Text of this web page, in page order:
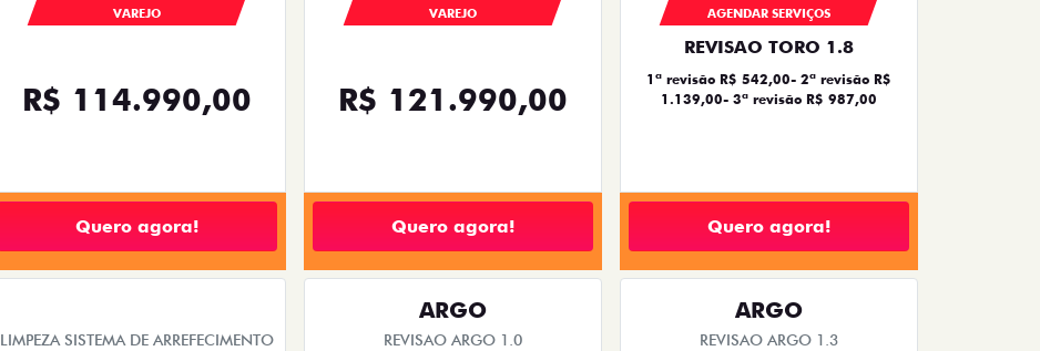
VAREJO
R$ 114.990,00
Quero agora!
VAREJO
R$ 121.990,00
Quero agora!
AGENDAR SERVIÇOS
REVISAO TORO 1.8
1ª revisão R$ 542,00- 2ª revisão R$
1.139,00- 3ª revisão R$ 987,00
Quero agora!
LIMPEZA SISTEMA DE ARREFECIMENTO
ARGO
REVISAO ARGO 1.0
ARGO
REVISAO ARGO 1.3